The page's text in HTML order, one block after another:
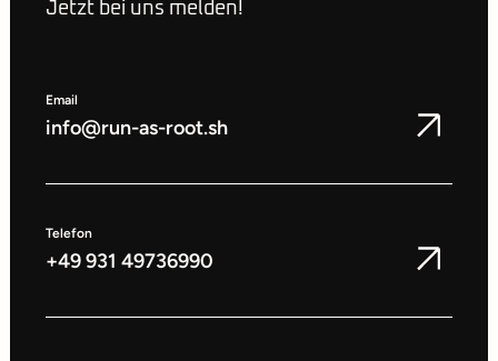
Jetzt bei uns melden!
Email
info@run-as-root.sh
Telefon
+49 931 49736990